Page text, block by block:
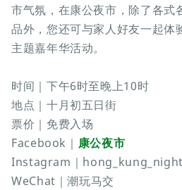
市气氛，在康公夜市，除了各式
品外，您还可与家人好友一起体
主题嘉年华活动。
时间｜下午6时至晚上10时
地点｜十月初五日街
票价｜免费入场
Facebook｜ 康公夜市
Instagram｜
WeChat｜潮玩马交